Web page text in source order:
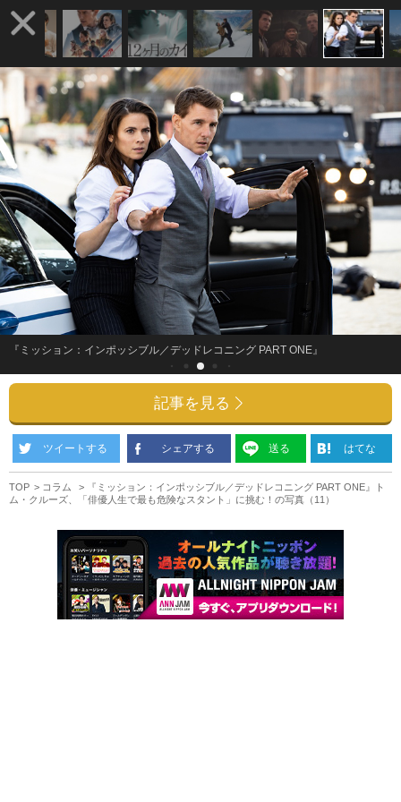
『ミッション：インポッシブル／デッドレコニング PART ONE』
記事を見る
ツイートする シェアする 送る はてな
TOP コラム
『ミッション：インポッシブル／デッドレコニング PART ONE』ト
ム・クルーズ、「俳優人生で最も危険なスタント」に挑む！の写真（11）